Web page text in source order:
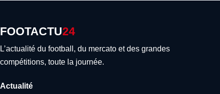
FOOTACTU24
L’actualité du football, du mercato et des grandes
compétitions, toute la journée.
Actualité